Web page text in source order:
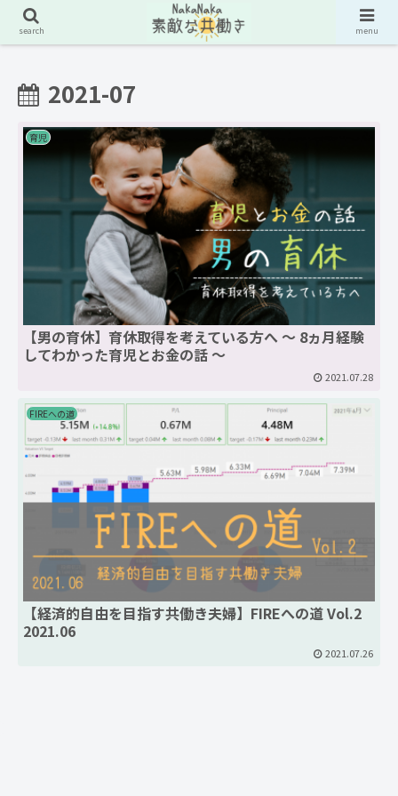
2021-07
育児
【男の育休】育休取得を考えている方へ ～ 8ヵ月経験
してわかった育児とお金の話 ～
2021.07.28
FIREへの道
【経済的自由を目指す共働き夫婦】FIREへの道 Vol.2
2021.06
2021.07.26
search menu